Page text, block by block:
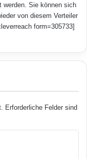
werden. Sie können sich
von diesem Verteiler
form=305733]
Erforderliche Felder sind